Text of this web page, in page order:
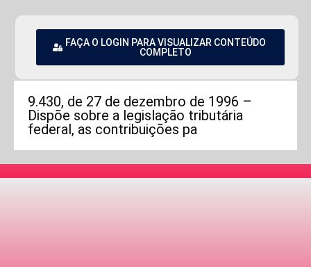
FAÇA O LOGIN PARA VISUALIZAR CONTEÚDO
COMPLETO
9.430, de 27 de dezembro de 1996 –
Dispõe sobre a legislação tributária
federal, as contribuições pa